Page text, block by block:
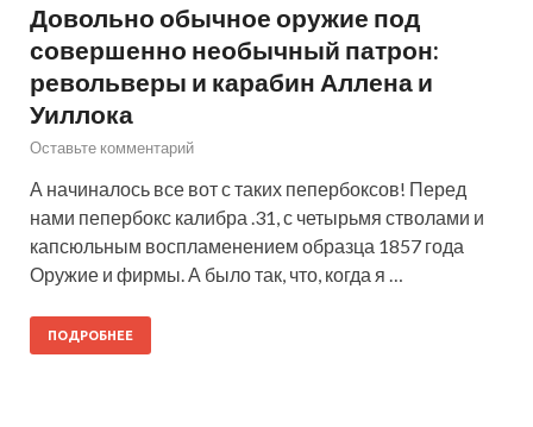
Довольно обычное оружие под
совершенно необычный патрон:
револьверы и карабин Аллена и
Уиллока
Оставьте комментарий
А начиналось все вот с таких пепербоксов! Перед
нами пепербокс калибра .31, с четырьмя стволами и
капсюльным воспламенением образца 1857 года
Оружие и фирмы. А было так, что, когда я …
ПОДРОБНЕЕ